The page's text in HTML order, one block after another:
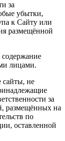
за
убытки,
к Сайту или
размещённой
содержание
лицами.
сайты, не
за
размещённых на
по
оставленной